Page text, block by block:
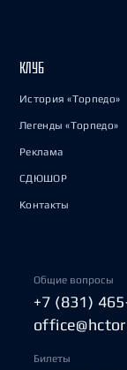
КЛУБ
История «Торпедо»
Легенды «Торпедо»
Реклама
СДЮШОР
Контакты
Общие вопросы
+7 (831)
Билеты